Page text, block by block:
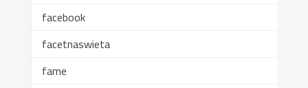
facebook
facetnaswieta
fame